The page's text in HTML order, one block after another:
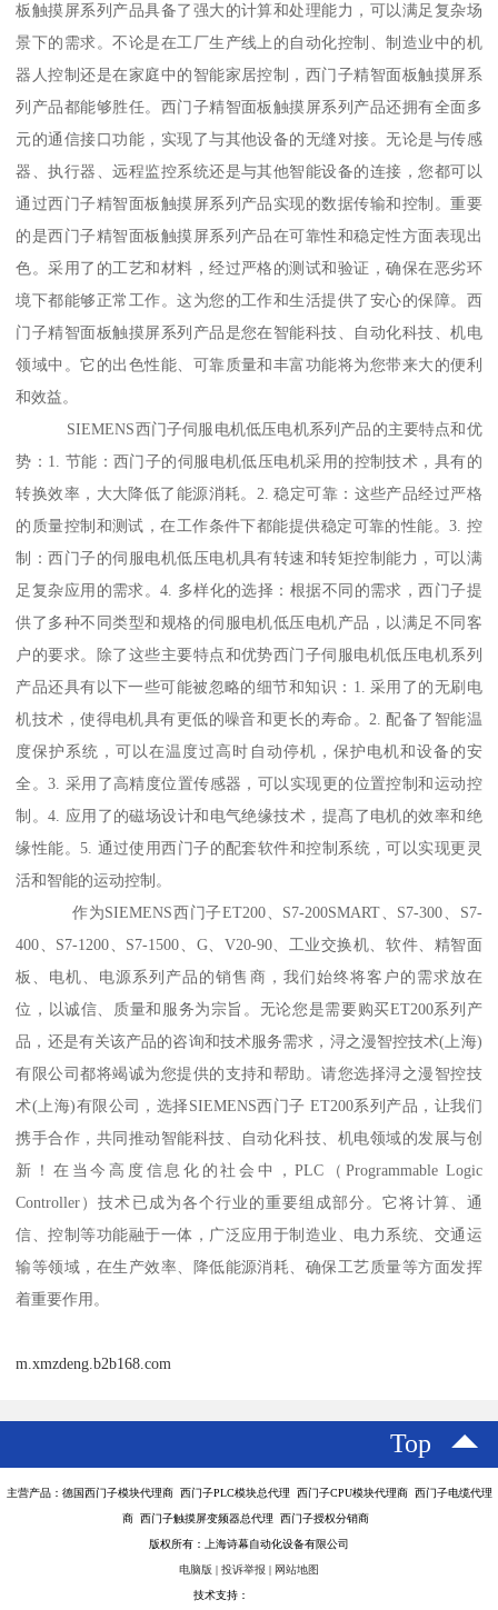
板触摸屏系列产品具备了强大的计算和处理能力，可以满足复杂场
景下的需求。不论是在工厂生产线上的自动化控制、制造业中的机
器人控制还是在家庭中的智能家居控制，西门子精智面板触摸屏系
列产品都能够胜任。西门子精智面板触摸屏系列产品还拥有全面多
元的通信接口功能，实现了与其他设备的无缝对接。无论是与传感
器、执行器、远程监控系统还是与其他智能设备的连接，您都可以
通过西门子精智面板触摸屏系列产品实现的数据传输和控制。重要
的是西门子精智面板触摸屏系列产品在可靠性和稳定性方面表现出
色。采用了的工艺和材料，经过严格的测试和验证，确保在恶劣环
境下都能够正常工作。这为您的工作和生活提供了安心的保障。西
门子精智面板触摸屏系列产品是您在智能科技、自动化科技、机电
领域中。它的出色性能、可靠质量和丰富功能将为您带来大的便利
和效益。
SIEMENS西门子伺服电机低压电机系列产品的主要特点和优
势：1. 节能：西门子的伺服电机低压电机采用的控制技术，具有的
转换效率，大大降低了能源消耗。2. 稳定可靠：这些产品经过严格
的质量控制和测试，在工作条件下都能提供稳定可靠的性能。3. 控
制：西门子的伺服电机低压电机具有转速和转矩控制能力，可以满
足复杂应用的需求。4. 多样化的选择：根据不同的需求，西门子提
供了多种不同类型和规格的伺服电机低压电机产品，以满足不同客
户的要求。除了这些主要特点和优势西门子伺服电机低压电机系列
产品还具有以下一些可能被忽略的细节和知识：1. 采用了的无刷电
机技术，使得电机具有更低的噪音和更长的寿命。2. 配备了智能温
度保护系统，可以在温度过高时自动停机，保护电机和设备的安
全。3. 采用了高精度位置传感器，可以实现更的位置控制和运动控
制。4. 应用了的磁场设计和电气绝缘技术，提髙了电机的效率和绝
缘性能。5. 通过使用西门子的配套软件和控制系统，可以实现更灵
活和智能的运动控制。
作为SIEMENS西门子ET200、S7-200SMART、S7-300、S7-
400、S7-1200、S7-1500、G、V20-90、工业交换机、软件、精智面
板、电机、电源系列产品的销售商，我们始终将客户的需求放在
位，以诚信、质量和服务为宗旨。无论您是需要购买ET200系列产
品，还是有关该产品的咨询和技术服务需求，浔之漫智控技术(上海)
有限公司都将竭诚为您提供的支持和帮助。请您选择浔之漫智控技
术(上海)有限公司，选择SIEMENS西门子 ET200系列产品，让我们
携手合作，共同推动智能科技、自动化科技、机电领域的发展与创
新！在当今高度信息化的社会中，PLC（Programmable Logic
Controller）技术已成为各个行业的重要组成部分。它将计算、通
信、控制等功能融于一体，广泛应用于制造业、电力系统、交通运
输等领域，在生产效率、降低能源消耗、确保工艺质量等方面发挥
着重要作用。
m.xmzdeng.b2b168.com
Top
主营产品：德国西门子模块代理商 西门子PLC模块总代理 西门子CPU模块代理商 西门子电缆代理
商 西门子触摸屏变频器总代理 西门子授权分销商
版权所有：上海诗幕自动化设备有限公司
电脑版 | 投诉举报 | 网站地图
技术支持：